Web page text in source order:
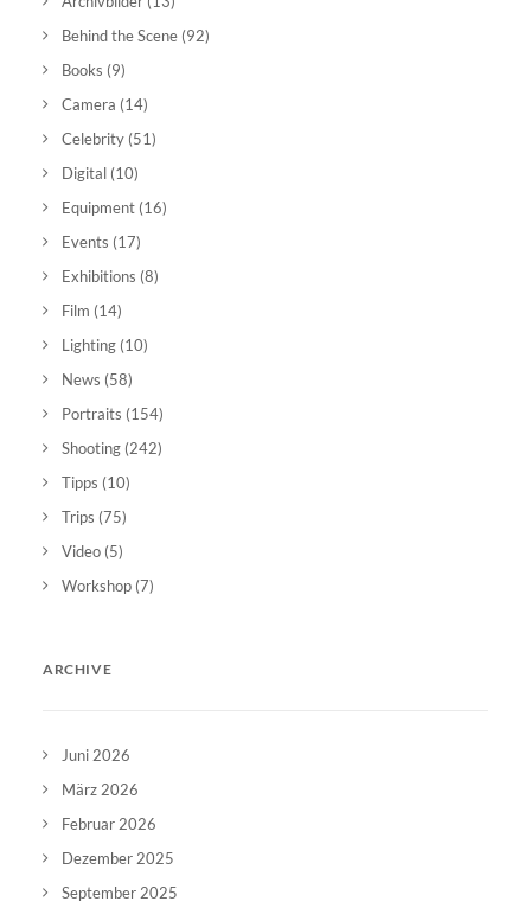
Behind the Scene (92)
Books (9)
Camera (14)
Celebrity (51)
Digital (10)
Equipment (16)
Events (17)
Exhibitions (8)
Film (14)
Lighting (10)
News (58)
Portraits (154)
Shooting (242)
Tipps (10)
Trips (75)
Video (5)
Workshop (7)
ARCHIVE
Juni 2026
März 2026
Februar 2026
Dezember 2025
September 2025